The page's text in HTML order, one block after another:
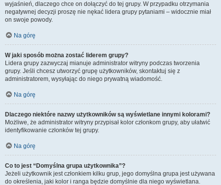
wyjaśnień, dlaczego chce on dołączyć do tej grupy. W przypadku otrzymania
negatywnej decyzji proszę nie nękać lidera grupy pytaniami – widocznie miał
on swoje powody.
Na górę
W jaki sposób można zostać liderem grupy?
Lidera grupy zazwyczaj mianuje administrator witryny podczas tworzenia
grupy. Jeśli chcesz utworzyć grupę użytkowników, skontaktuj się z
administratorem, wysyłając do niego prywatną wiadomość.
Na górę
Dlaczego niektóre nazwy użytkowników są wyświetlane innymi kolorami?
Możliwe, że administrator witryny przypisał kolor członkom grupy, aby ułatwić
identyfikowanie członków tej grupy.
Na górę
Co to jest “Domyślna grupa użytkownika”?
Jeżeli użytkownik jest członkiem kilku grup, jego domyślna grupa jest używana
do określenia, jaki kolor i ranga będzie domyślnie dla niego wyświetlana.